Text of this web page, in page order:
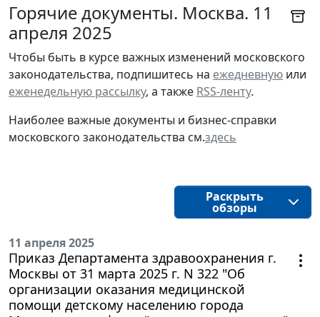
Горячие документы. Москва. 11
апреля 2025
Чтобы быть в курсе важных изменений московского
законодательства, подпишитесь на ежедневную или
еженедельную рассылку, а также RSS-ленту.
Наиболее важные документы и бизнес-справки
московского законодательства см.здесь
Раскрыть
обзоры
11 апреля 2025
Приказ Департамента здравоохранения г.
Москвы от 31 марта 2025 г. N 322 "Об
организации оказания медицинской
помощи детскому населению города